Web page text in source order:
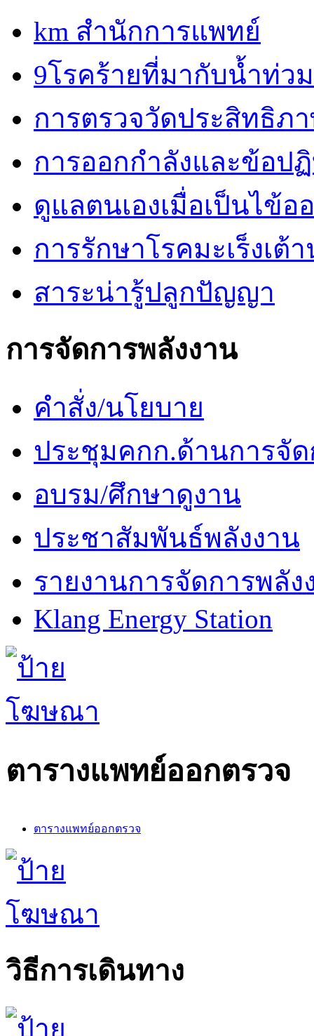
km สำนักการแพทย์
9โรคร้ายที่มากับน้ำท่วม
การตรวจวัดประสิทธิภ
การออกกำลังและข้อป
ดูแลตนเองเมื่อเป็นไข้อ
การรักษาโรคมะเร็งเต้
สาระน่ารู้ปลูกปัญญา
การจัดการพลังงาน
คำสั่ง/นโยบาย
ประชุมคกก.ด้านการจัด
อบรม/ศึกษาดูงาน
ประชาสัมพันธ์พลังงาน
รายงานการจัดการพลัง
Klang Energy Station
ตารางแพทย์ออกตรวจ
ตารางแพทย์ออกตรวจ
วิธีการเดินทาง